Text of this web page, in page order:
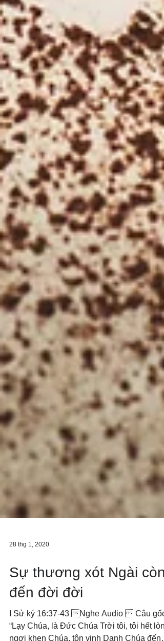
28 thg 1, 2020
Sự thương xót Ngài còn
đến đời đời
I Sử ký 16:37-43 Nghe Audio  Câu gốc: